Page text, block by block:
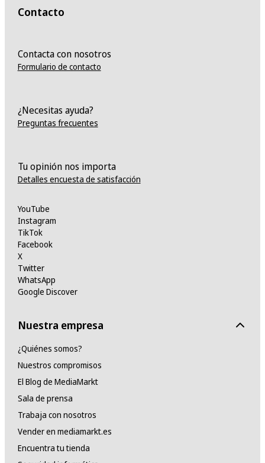
Contacto
Contacta con nosotros
Formulario de contacto
¿Necesitas ayuda?
Preguntas frecuentes
Tu opinión nos importa
Detalles encuesta de satisfacción
YouTube
Instagram
TikTok
Facebook
X
Twitter
WhatsApp
Google Discover
Nuestra empresa
¿Quiénes somos?
Nuestros compromisos
El Blog de MediaMarkt
Sala de prensa
Trabaja con nosotros
Vender en mediamarkt.es
Encuentra tu tienda